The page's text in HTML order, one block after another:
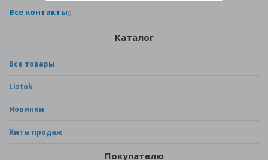
Все контакты
Каталог
Все товары
Listok
Новинки
Хиты продаж
Покупателю